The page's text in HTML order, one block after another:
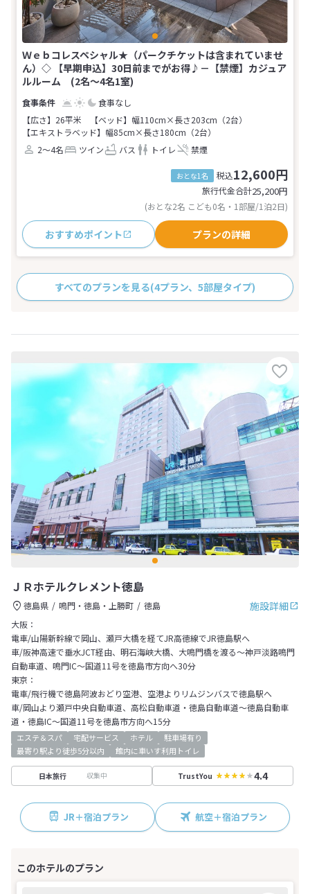
Ｗｅｂコレスペシャル★（パークチケットは含まれていませ
ん）◇ 【早期申込】30日前までがお得♪－【禁煙】カジュア
ルルーム (2名～4名1室)
食事なし
【広さ】26平米
【ベッド】幅110cm×長さ203cm（2台）
【エキストラベッド】幅85cm×長さ180cm（2台）
2～4名
ツイン バス トイレ 禁煙
おとな1名 税込12,600円
旅行代金合計25,200円
(おとな2名 こども0名・1部屋/1泊2日)
おすすめポイント プランの詳細
すべてのプランを見る(4プラン、5部屋タイプ)
ＪＲホテルクレメント徳島
施設詳細
徳島県 鳴門・徳島・上勝町
徳島
大阪：
電車/山陽新幹線で岡山、瀬戸大橋を経てJR高徳線でJR徳島駅へ
車/阪神高速で垂水JCT経由、明石海峡大橋、大鳴門橋を渡る～神戸淡路鳴門
自動車道、鳴門IC～国道11号を徳島市方向へ30分
東京：
電車/飛行機で徳島阿波おどり空港、空港よりリムジンバスで徳島駅へ
車/岡山より瀬戸中央自動車道、高松自動車道・徳島自動車道～徳島自動車
道・徳島IC～国道11号を徳島市方向へ15分
エステ＆スパ 宅配サービス ホテル
駐車場有り
最寄り駅より徒歩5分以内
館内に車いす利用トイレ
日本旅行 収集中 TrustYou 4.4
JR＋宿泊プラン 航空＋宿泊プラン